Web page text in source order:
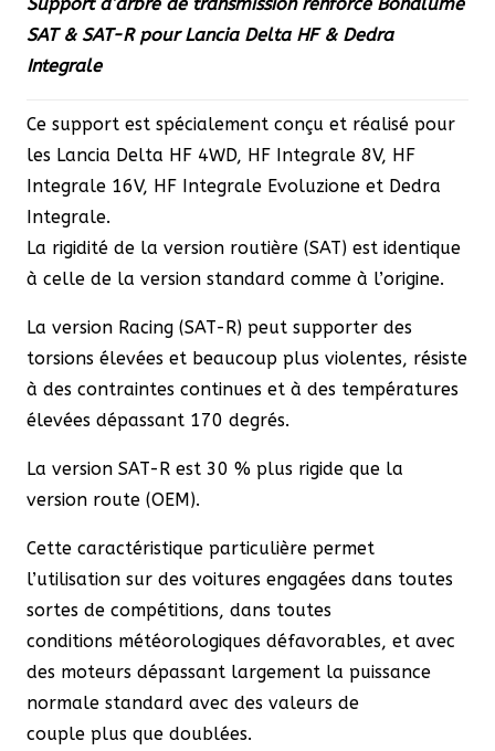
&
SAT-
pour
Lancia
Delta
HF
&
Dedra
SAT & SAT-R pour Lancia Delta HF & Dedra
Integrale
Ce support est spécialement conçu et réalisé pour
les Lancia Delta HF 4WD, HF Integrale 8V, HF
Integrale 16V, HF Integrale Evoluzione et Dedra
Integrale.
La rigidité de la version routière (SAT) est identique
à celle de la version standard comme à l’origine.
La version Racing (SAT-R) peut supporter des
torsions élevées et beaucoup plus violentes, résiste
à des contraintes continues et à des températures
élevées dépassant 170 degrés.
La version SAT-R est 30 % plus rigide que la
version route (OEM).
Cette caractéristique particulière permet
l’utilisation sur des voitures engagées dans toutes
sortes de compétitions, dans toutes
conditions météorologiques défavorables, et avec
des moteurs dépassant largement la puissance
normale standard avec des valeurs de
couple plus que doublées.